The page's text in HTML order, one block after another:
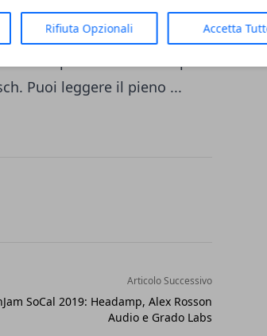
Rifiuta Opzionali Accetta
il mondo AV. Appena sei
Control4, SnapAV ha
ora è il partner esclusivo per
Puoi leggere il pieno ...
Articolo Successivo
SoCal 2019: Headamp, Alex Rosson
Audio e Grado Labs